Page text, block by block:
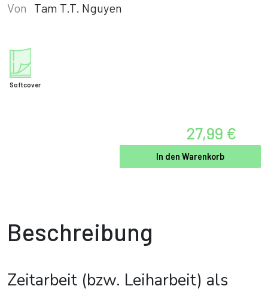
Von
Tam T.T. Nguyen
Softcover
27,99 €
In den Warenkorb
Beschreibung
Zeitarbeit (bzw. Leiharbeit) als